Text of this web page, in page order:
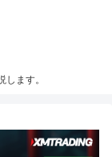
ます。